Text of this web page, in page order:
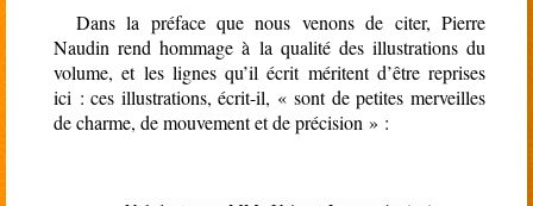
Dans la préface que nous venons de citer, Pierre
Naudin rend hommage à la qualité des illustrations du
volume, et les lignes qu’il écrit méritent d’être reprises
ici : ces illustrations, écrit-il, « sont de petites merveilles
de charme, de mouvement et de précision » :